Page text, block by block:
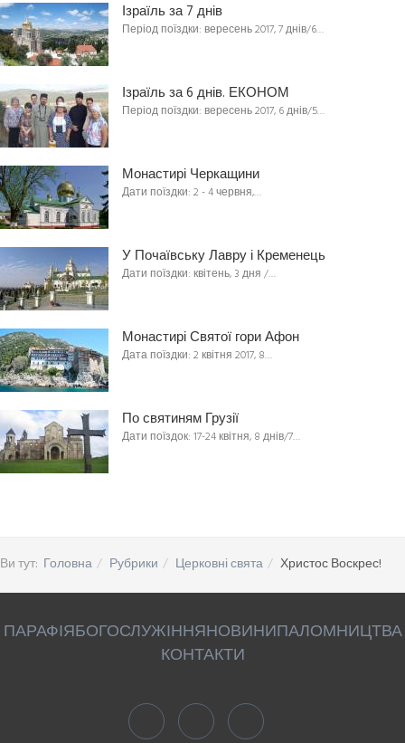
Ізраїль за 7 днів
Період поїздки: вересень 2017, 7 днів/6…
Ізраїль за 6 днів. ЕКОНОМ
Період поїздки: вересень 2017, 6 днів/5…
Монастирі Черкащини
Дати поїздки: 2 - 4 червня,…
У Почаївську Лавру і Кременець
Дати поїздки: квітень, 3 дня /…
Монастирі Святої гори Афон
Дата поїздки: 2 квітня 2017, 8…
По святиням Грузії
Дати поїздок: 17-24 квітня, 8 днів/7…
Ви тут: Головна Рубрики Церковні свята Христос Воскрес!
ПАРАФІЯБОГОСЛУЖІННЯНОВИНИПАЛОМНИЦТВА
КОНТАКТИ